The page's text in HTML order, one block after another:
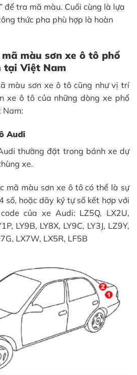
để tra mã màu. Cuối cùng là lựa
thức pha phù hợp là hoàn
màu sơn xe ô tô phổ
tại Việt Nam
màu sơn xe ô tô cũng như vị trí
xe ô tô của những dòng xe phổ
Nam:
Audi
thường đặt trong bánh xe dự
xe.
mã màu sơn xe ô tô có thể là sự
số, hoặc dãy ký tự số kết hợp với
của xe Audi: LZ5Q, LX2U,
LY9B, LY8X, LY9C, LY3J, LZ9Y,
LX7W, LX5R, LF5B